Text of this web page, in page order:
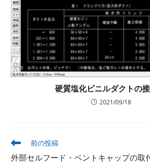
硬質塩化ビニルダクトの
2021/09/18
そ
の
他
前の投稿
外部セルフード・ベントキャップの取